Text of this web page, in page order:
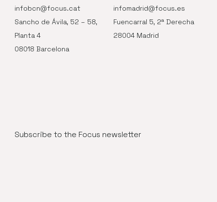
infobcn@focus.cat
Sancho de Ávila, 52 – 58,
Planta 4
08018 Barcelona
infomadrid@focus.es
Fuencarral 5, 2ª Derecha
28004 Madrid
Subscribe to the Focus newsletter